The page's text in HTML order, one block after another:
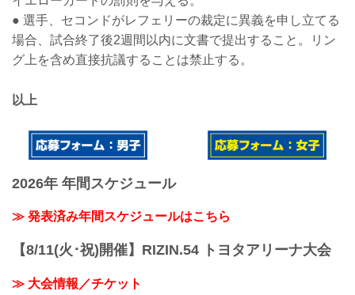
● 選手、セコンドがレフェリーの裁定に異義を申し立てる
場合、試合終了後2週間以内に文書で提出すること。リン
グ上を含め直接抗議することは禁止する。
以上
2026年 年間スケジュール
≫ 発表済み年間スケジュールはこちら
【8/11(火･祝)開催】RIZIN.54 トヨタアリーナ大会
≫ 大会情報／チケット